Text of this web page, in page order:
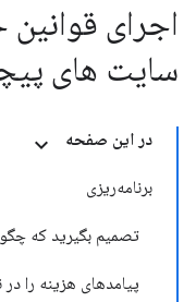
اجرای
سایت های
در این صفحه
برنامه‌ریزی
تصمیم بگیرید که
پیامدهای هزینه را در